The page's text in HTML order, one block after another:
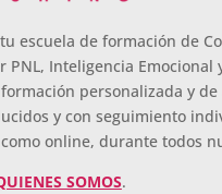
escuela de formación de
PNL, Inteligencia Emocional
personalizada y
y con seguimiento
online, durante todos
SOMOS.